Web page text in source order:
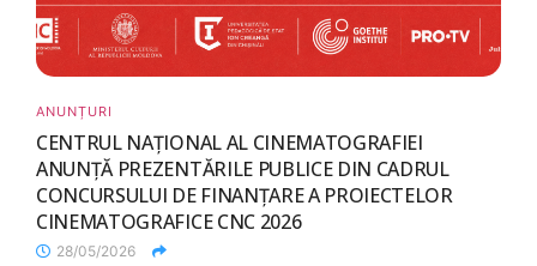
ANUNȚURI
CENTRUL NAȚIONAL AL CINEMATOGRAFIEI
ANUNȚĂ PREZENTĂRILE PUBLICE DIN CADRUL
CONCURSULUI DE FINANȚARE A PROIECTELOR
CINEMATOGRAFICE CNC 2026
28/05/2026